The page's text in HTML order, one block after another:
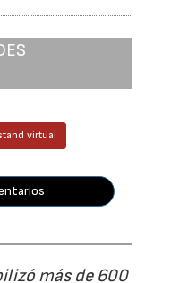
virtual
más de 600